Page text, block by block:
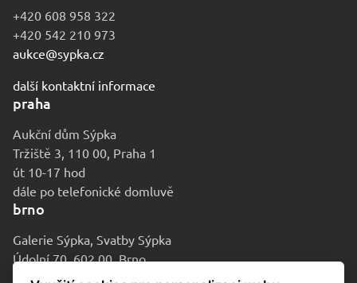
+420 608 958 322
+420 542 210 973
aukce@sypka.cz
další kontaktní informace
praha
Aukční dům Sýpka
Tržiště 3, 110 00, Praha 1
út 10-17 hod
dále po telefonické domluvě
brno
Galerie Sýpka, Svatby Sýpka
Údolní 70, 602 00, Brno
po-pá 9-16 hod